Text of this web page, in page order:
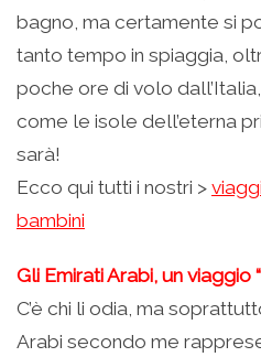
bagno, ma certamente si
tanto tempo in spiaggia,
poche ore di volo
come le isole dell’eterna
sarà!
Ecco qui tutti i nostri >
bambini
Gli Emirati Arabi, un viaggio
C’è chi li odia, ma
Arabi secondo me